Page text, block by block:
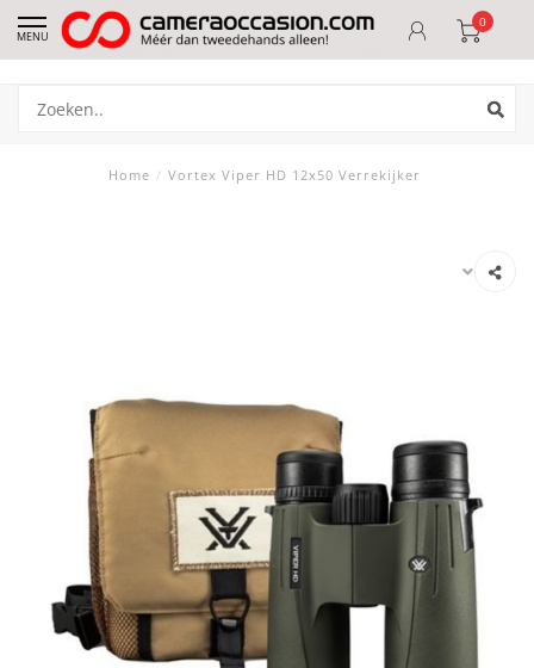
MENU
0
Home / Vortex Viper HD 12x50 Verrekijker